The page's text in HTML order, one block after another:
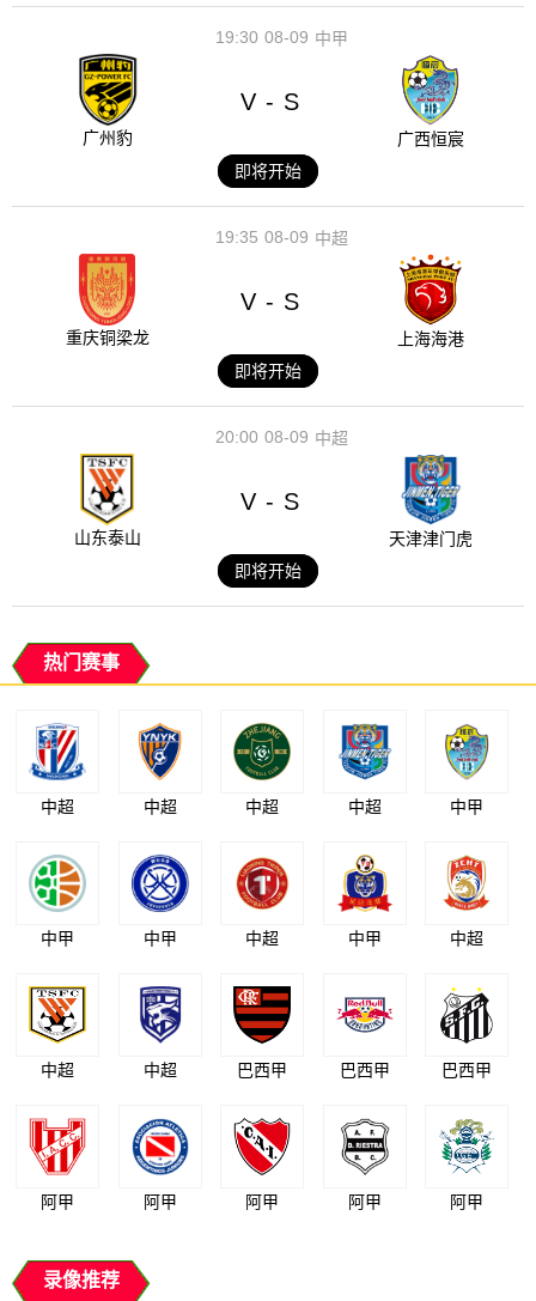
08-09
19:30 中甲
广州豹
V - S
广西恒宸
即将开始
08-09
19:35 中超
重庆铜梁龙
V - S
上海海港
即将开始
08-09
20:00 中超
山东泰山
V - S
天津津门虎
即将开始
热门赛事
中超 中超 中超 中超 中甲
中甲 中甲 中超 中甲 中超
中超 中超 巴西甲 巴西甲 巴西甲
阿甲 阿甲 阿甲 阿甲 阿甲
录像推荐